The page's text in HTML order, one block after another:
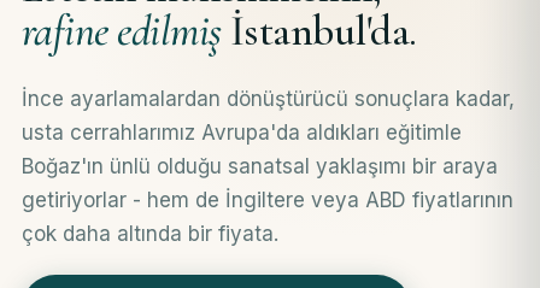
rafine edilmişİstanbul'da.
İnce ayarlamalardan dönüştürücü sonuçlara kadar,
usta cerrahlarımız Avrupa'da aldıkları eğitimle
Boğaz'ın ünlü olduğu sanatsal yaklaşımı bir araya
getiriyorlar - hem de İngiltere veya ABD fiyatlarının
çok daha altında bir fiyata.